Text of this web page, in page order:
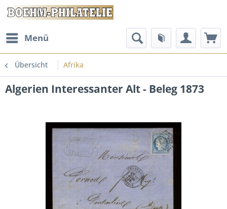
Menü
Übersicht Afrika
Algerien Interessanter Alt - Beleg 1873